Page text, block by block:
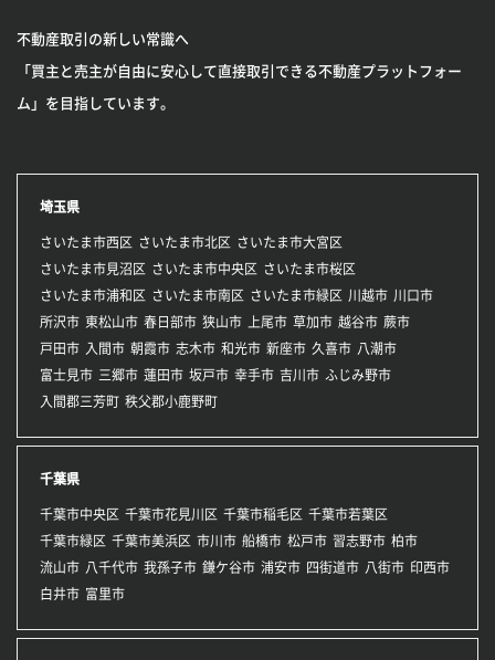
不動産取引の新しい常識へ
「買主と売主が自由に安心して直接取引できる不動産プラットフォー
ム」を目指しています。
埼玉県
さいたま市西区 さいたま市北区
さいたま市大宮区
さいたま市見沼区
さいたま市中央区
さいたま市桜区
さいたま市浦和区
さいたま市南区 さいたま市緑区 川越市 川口市
所沢市 東松山市 春日部市 狭山市 上尾市 草加市 越谷市 蕨市
戸田市 入間市 朝霞市 志木市 和光市 新座市 久喜市 八潮市
富士見市 三郷市 蓮田市 坂戸市 幸手市 吉川市 ふじみ野市
入間郡三芳町 秩父郡小鹿野町
千葉県
千葉市中央区 千葉市花見川区 千葉市稲毛区 千葉市若葉区
千葉市緑区 千葉市美浜区 市川市 船橋市 松戸市 習志野市 柏市
流山市 八千代市 我孫子市 鎌ケ谷市 浦安市 四街道市 八街市 印西市
白井市 富里市